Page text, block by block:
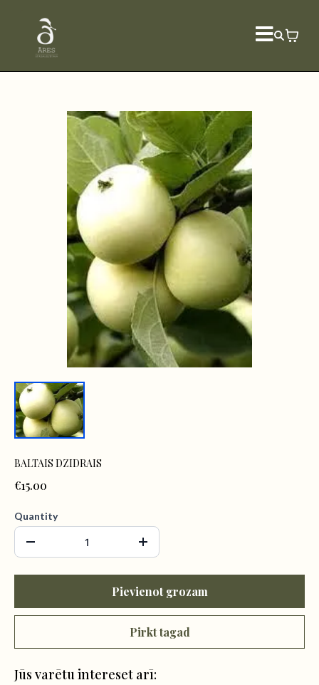
BALTAIS DZIDRAIS
€15.00
Quantity
Pievienot grozam
Pirkt tagad
Jūs varētu intereset arī: